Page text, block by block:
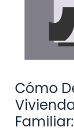
Cómo